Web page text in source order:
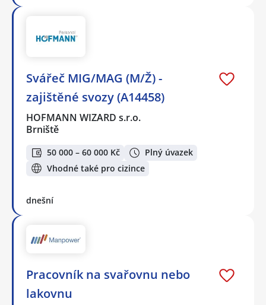
Svářeč MIG/MAG (M/Ž) -
zajištěné svozy (A14458)
HOFMANN WIZARD s.r.o.
Brniště
50 000 – 60 000 Kč
Plný úvazek
Vhodné také pro cizince
dnešní
Pracovník na svařovnu nebo
lakovnu